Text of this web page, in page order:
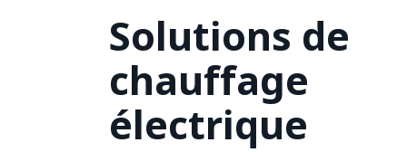
Solutions de
chauffage
électrique